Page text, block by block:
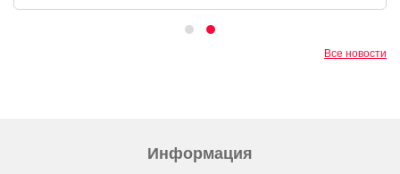
Все новости
Информация